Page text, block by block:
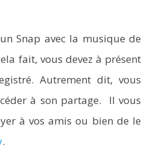
Snap avec la musique de
fait, vous devez à présent
Autrement dit, vous
à son partage. Il vous
à vos amis ou bien de le
.